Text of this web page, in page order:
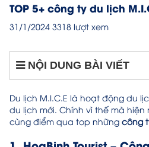
TOP 5+ công ty du lịch
31/1/2024 3318 lượt xem
NỘI DUNG BÀI VIẾT
Du lịch M.I.C.E là hoạt động du
du lịch mới. Chính vì thế mà hiện
cùng điểm qua top những công